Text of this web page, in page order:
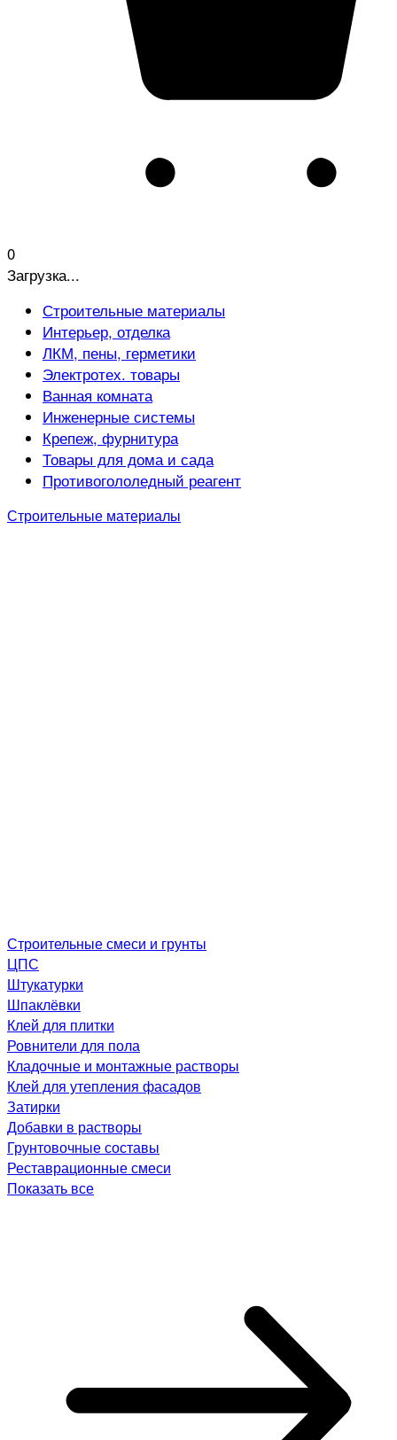
0
Загрузка...
Строительные материалы
Интерьер, отделка
ЛКМ, пены, герметики
Электротех. товары
Ванная комната
Инженерные системы
Крепеж, фурнитура
Товары для дома и сада
Противогололедный реагент
Строительные материалы
Строительные смеси и грунты
ЦПС
Штукатурки
Шпаклёвки
Клей для плитки
Ровнители для пола
Кладочные и монтажные растворы
Клей для утепления фасадов
Затирки
Добавки в растворы
Грунтовочные составы
Реставрационные смеси
Показать все